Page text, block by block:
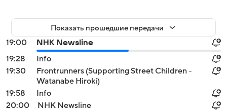
Показать прошедшие передачи
19:00
NHK Newsline
19:28
Info
19:30
Frontrunners (Supporting Street Children -
Watanabe Hiroki)
19:58
Info
20:00
NHK Newsline